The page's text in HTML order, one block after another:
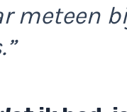
meteen